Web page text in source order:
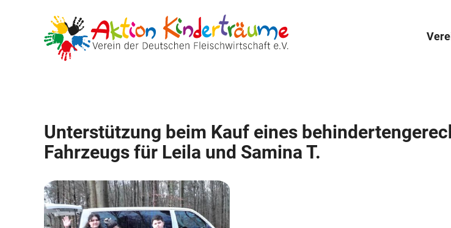
Unterstützung beim Kauf eines
Fahrzeugs für Leila und Samina T.